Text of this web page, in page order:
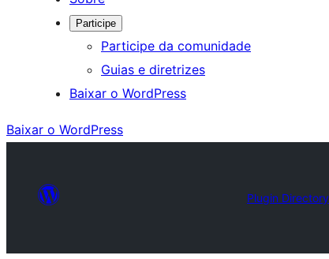
Participe
Participe da comunidade
Guias e diretrizes
Baixar o WordPress
Baixar o WordPress
Plugin Directory